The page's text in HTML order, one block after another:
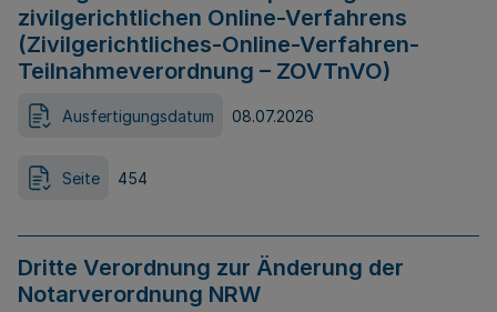
zivilgerichtlichen Online-Verfahrens
(Zivilgerichtliches-Online-Verfahren-
Teilnahmeverordnung – ZOVTnVO)
Ausfertigungsdatum 08.07.2026
Seite 454
Dritte Verordnung zur Änderung der
Notarverordnung NRW